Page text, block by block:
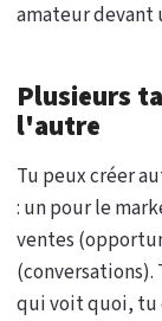
amateur devant
Plusieurs
l'autre
Tu peux créer
: un pour le
ventes
(conversations).
qui voit quoi, tu